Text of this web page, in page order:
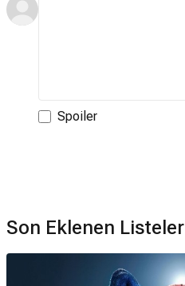
Spoiler
Son Eklenen Listeler